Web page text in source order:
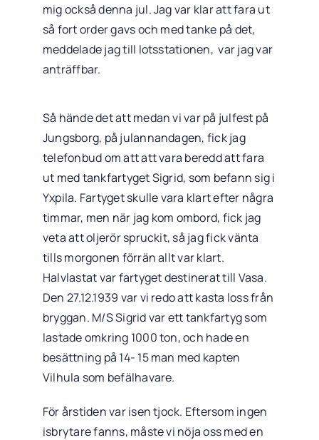
mig också denna jul. Jag var klar att fara ut
så fort order gavs och med tanke på det,
meddelade jag till lotsstationen, var jag var
anträffbar.
Så hände det att medan vi var på julfest på
Jungsborg, på julannandagen, fick jag
telefonbud om att att vara beredd att fara
ut med tankfartyget Sigrid, som befann sig i
Yxpila. Fartyget skulle vara klart efter några
timmar, men när jag kom ombord, fick jag
veta att oljerör spruckit, så jag fick vänta
tills morgonen förrän allt var klart.
Halvlastat var fartyget destinerat till Vasa.
Den 27.12.1939 var vi redo att kasta loss från
bryggan. M/S Sigrid var ett tankfartyg som
lastade omkring 1000 ton, och hade en
besättning på 14- 15 man med kapten
Vilhula som befälhavare.
För årstiden var isen tjock. Eftersom ingen
isbrytare fanns, måste vi nöja oss med en